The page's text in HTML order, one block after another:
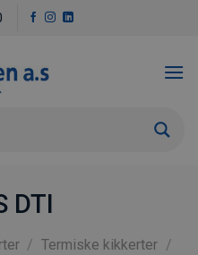
DTI
/ Termiske kikkerter /